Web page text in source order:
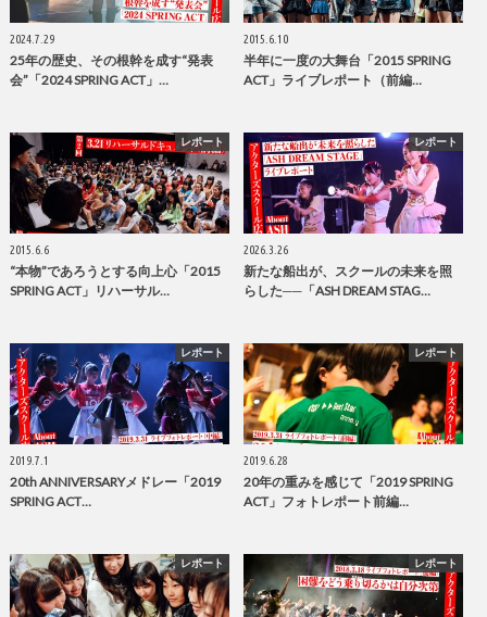
2024.7.29
25年の歴史、その根幹を成す“発表
会”「2024 SPRING ACT」…
2015.6.10
半年に一度の大舞台「2015 SPRING
ACT」ライブレポート（前編…
レポート
2015.6.6
“本物”であろうとする向上心「2015
SPRING ACT」リハーサル…
レポート
2026.3.26
新たな船出が、スクールの未来を照
らした──「ASH DREAM STAG…
レポート
2019.7.1
20th ANNIVERSARYメドレー「2019
SPRING ACT…
レポート
2019.6.28
20年の重みを感じて「2019 SPRING
ACT」フォトレポート前編…
レポート レポート